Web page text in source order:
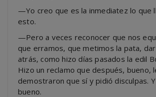
—Yo creo que es la inmediatez lo que
esto.
—Pero a veces reconocer que nos
que erramos, que metimos la pata,
atrás, como hizo días pasados la edil
Hizo un reclamo que después, bueno,
demostraron que sí y pidió disculpas.
bueno.